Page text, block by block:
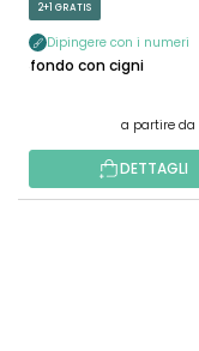
2+1 GRATIS
Dipingere con i numeri
Sfondo con cigni
a partire da
DETTAGLI